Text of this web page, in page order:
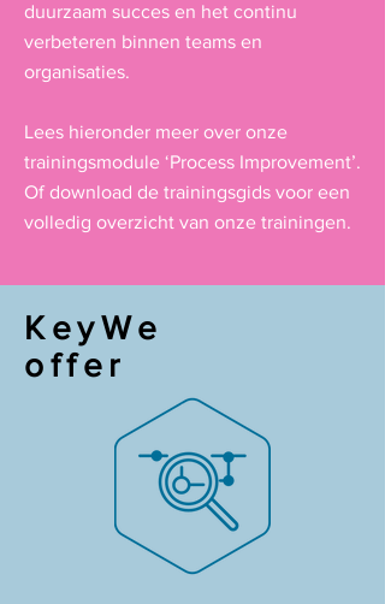
duurzaam succes en het continu
verbeteren binnen teams en
organisaties.
Lees hieronder meer over onze
trainingsmodule ‘Process Improvement’.
​Of download de trainingsgids voor een
volledig overzicht van onze trainingen.
KeyWe
offer